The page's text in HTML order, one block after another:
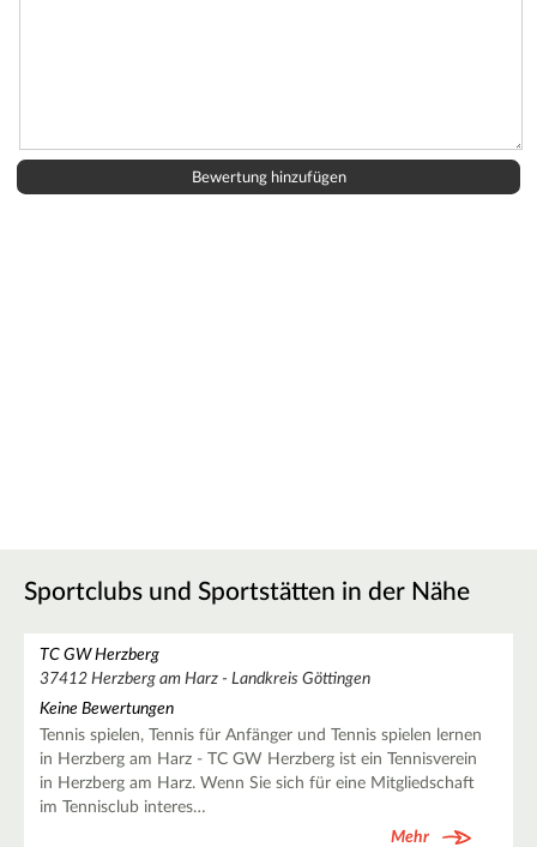
Sportclubs und Sportstätten in der Nähe
TC GW Herzberg
37412 Herzberg am Harz - Landkreis Göttingen
Keine Bewertungen
Tennis spielen, Tennis für Anfänger und Tennis spielen lernen
in Herzberg am Harz - TC GW Herzberg ist ein Tennisverein
in Herzberg am Harz. Wenn Sie sich für eine Mitgliedschaft
im Tennisclub interes…
Mehr